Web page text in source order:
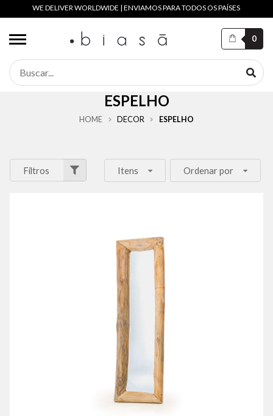
WE DELIVER WORLDWIDE | ENVIAMOS PARA TODOS OS PAÍSES
0
ESPELHO
HOME DECOR ESPELHO
Filtros Itens Ordenar por